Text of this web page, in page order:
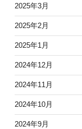
2025年3月
2025年2月
2025年1月
2024年12月
2024年11月
2024年10月
2024年9月